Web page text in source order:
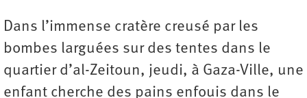
Dans l’immense cratère creusé par les
bombes larguées sur des tentes dans le
quartier d’al-Zeitoun, jeudi, à Gaza-Ville, une
enfant cherche des pains enfouis dans le